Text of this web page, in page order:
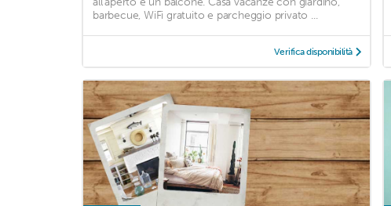
barbecue, WiFi gratuito e parcheggio privato ...
Verifica disponibilità